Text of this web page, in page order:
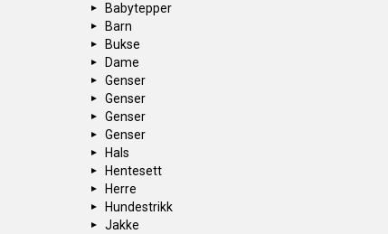
Babytepper
Barn
Bukse
Dame
Genser
Genser
Genser
Genser
Hals
Hentesett
Herre
Hundestrikk
Jakke